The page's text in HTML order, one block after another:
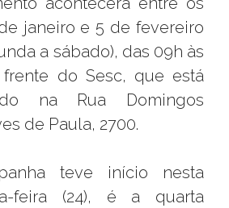
janeiro e 5 de fevereiro
a sábado), das 09h às
frente do Sesc, que está
na Rua Domingos
de Paula, 2700.
teve início nesta
feira (24), é a quarta